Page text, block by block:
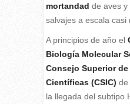
mortandad de aves
salvajes a escala casi
A principios de año el
Biología Molecular
Consejo Superior
Científicas (CSIC) de
la llegada del subtipo